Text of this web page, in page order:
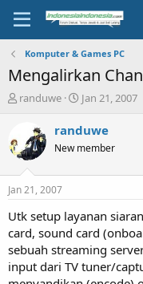
Komputer & Games PC
Mengalirkan
T
a
t
a
t
e
r
randuwe
S
a
t
e
Jan 21, 2007
randuwe
New member
Jan 21, 2007
Utk setup layanan
card, sound card
sebuah streaming
input dari TV tuner/